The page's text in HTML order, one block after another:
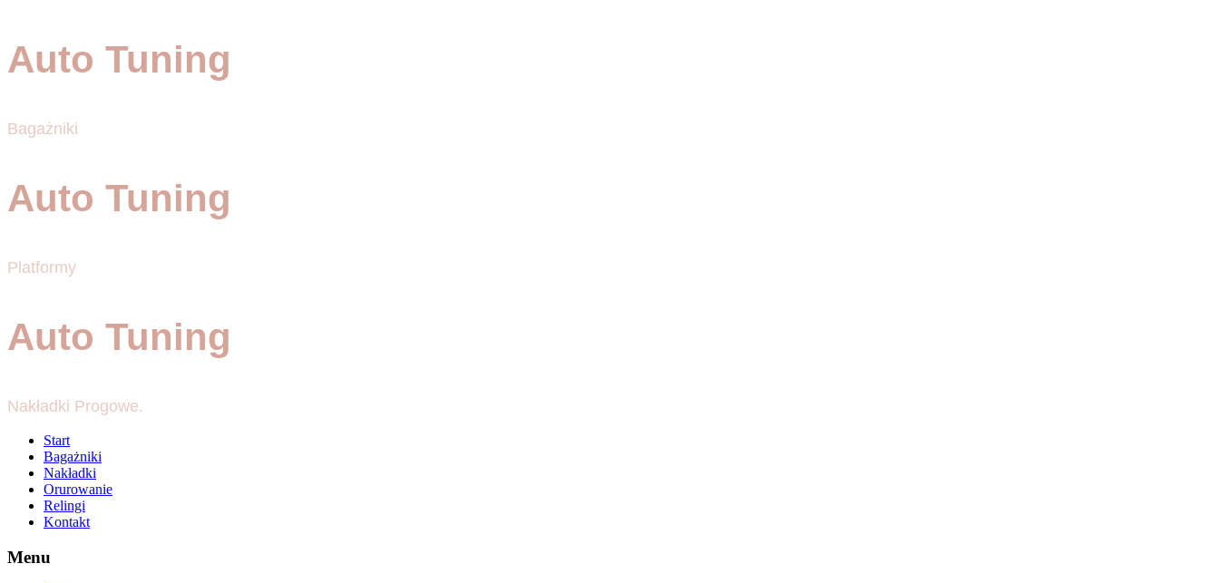
Auto Tuning
Bagażniki
Auto Tuning
Platformy
Auto Tuning
Nakładki Progowe.
Start
Bagażniki
Nakładki
Orurowanie
Relingi
Kontakt
Menu